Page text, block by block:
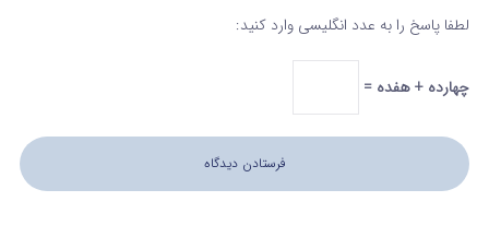
لطفا پاسخ را به عدد انگلیسی وارد کنید:
چهارده + هفده =